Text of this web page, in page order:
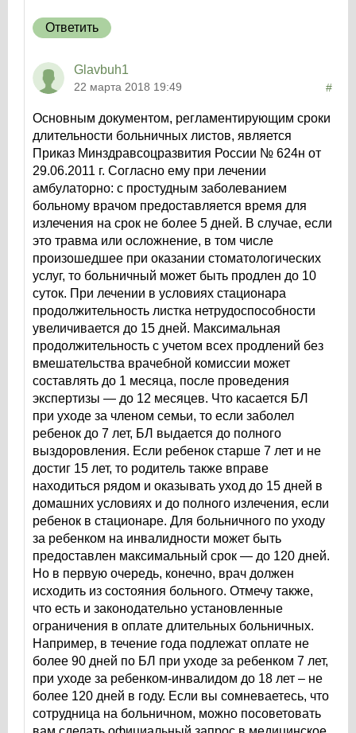
Ответить
Glavbuh1
22 марта 2018 19:49 #
Основным документом, регламентирующим сроки
длительности больничных листов, является
Приказ Минздравсоцразвития России № 624н от
29.06.2011 г. Согласно ему при лечении
амбулаторно: с простудным заболеванием
больному врачом предоставляется время для
излечения на срок не более 5 дней. В случае, если
это травма или осложнение, в том числе
произошедшее при оказании стоматологических
услуг, то больничный может быть продлен до 10
суток. При лечении в условиях стационара
продолжительность листка нетрудоспособности
увеличивается до 15 дней. Максимальная
продолжительность с учетом всех продлений без
вмешательства врачебной комиссии может
составлять до 1 месяца, после проведения
экспертизы — до 12 месяцев. Что касается БЛ
при уходе за членом семьи, то если заболел
ребенок до 7 лет, БЛ выдается до полного
выздоровления. Если ребенок старше 7 лет и не
достиг 15 лет, то родитель также вправе
находиться рядом и оказывать уход до 15 дней в
домашних условиях и до полного излечения, если
ребенок в стационаре. Для больничного по уходу
за ребенком на инвалидности может быть
предоставлен максимальный срок — до 120 дней.
Но в первую очередь, конечно, врач должен
исходить из состояния больного. Отмечу также,
что есть и законодательно установленные
ограничения в оплате длительных больничных.
Например, в течение года подлежат оплате не
более 90 дней по БЛ при уходе за ребенком 7 лет,
при уходе за ребенком-инвалидом до 18 лет – не
более 120 дней в году. Если вы сомневаетесь, что
сотрудница на больничном, можно посоветовать